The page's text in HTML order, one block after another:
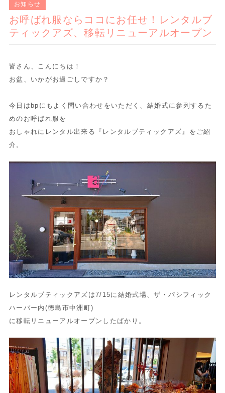
お知らせ
お呼ばれ服ならココにお任せ！レンタルブ
ティックアズ、移転リニューアルオープン
皆さん、こんにちは！
お盆、いかがお過ごしですか？
今日はbpにもよく問い合わせをいただく、 結婚式に参列するた
めのお呼ばれ服を
おしゃれにレンタル出来る『 レンタルブティックアズ』をご紹
介。
レンタルブティックアズは7/15に結婚式場、ザ・ パシフィック
ハーバー内(徳島市中洲町)
に移転リニューアルオープンしたばかり。